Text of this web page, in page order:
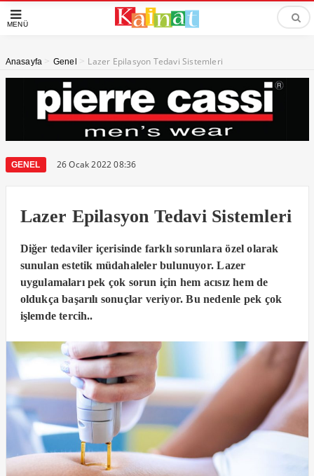
MENÜ
Anasayfa > Genel > Lazer Epilasyon Tedavi Sistemleri
GENEL 26 Ocak 2022 08:36
Lazer Epilasyon Tedavi Sistemleri
Diğer tedaviler içerisinde farklı sorunlara özel olarak
sunulan estetik müdahaleler bulunuyor. Lazer
uygulamaları pek çok sorun için hem acısız hem de
oldukça başarılı sonuçlar veriyor. Bu nedenle pek çok
işlemde tercih..